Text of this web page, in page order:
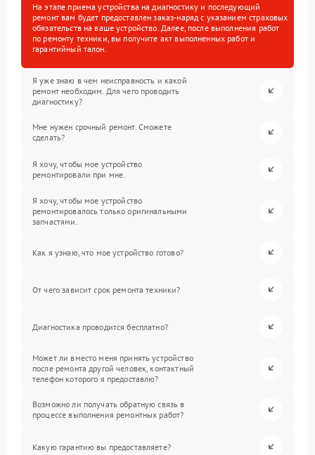
На этапе приема устройства на диагностику и последующий
ремонт вам будет предоставлен заказ-наряд с указанием страховых
обязательств на ваше устройство. Далее, после выполнения работ
по ремонту техники, вы получите акт выполненных работ и
гарантийный талон.
Я уже знаю в чем неисправность и какой
ремонт необходим. Для чего проводить
диагностику?
Мне нужен срочный ремонт. Сможете
сделать?
Я хочу, чтобы мое устройство
ремонтировали при мне.
Я хочу, чтобы мое устройство
ремонтировалось только оригинальными
запчастями.
Как я узнаю, что мое устройство готово?
От чего зависит срок ремонта техники?
Диагностика проводится бесплатно?
Может ли вместо меня принять устройство
после ремонта другой человек, контактный
телефон которого я предоставлю?
Возможно ли получать обратную связь в
процессе выполнения ремонтных работ?
Какую гарантию вы предоставляете?